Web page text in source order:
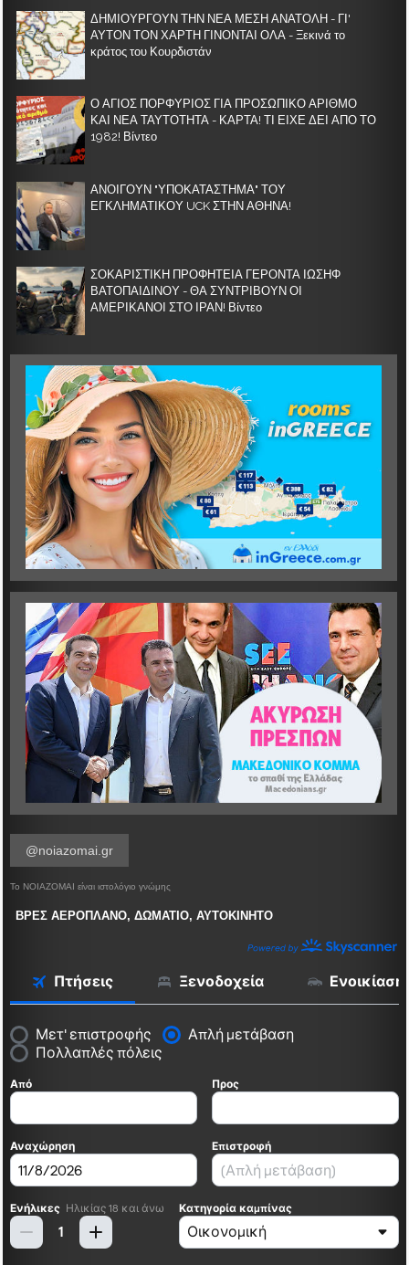
ΔΗΜΙΟΥΡΓΟΥΝ ΤΗΝ ΝΕΑ ΜΕΣΗ ΑΝΑΤΟΛΗ - ΓΙ'
ΑΥΤΟΝ ΤΟΝ ΧΑΡΤΗ ΓΙΝΟΝΤΑΙ ΟΛΑ - Ξεκινά το
κράτος του Κουρδιστάν
Ο ΑΓΙΟΣ ΠΟΡΦΥΡΙΟΣ ΓΙΑ ΠΡΟΣΩΠΙΚΟ ΑΡΙΘΜΟ
ΚΑΙ ΝΕΑ ΤΑΥΤΟΤΗΤΑ - ΚΑΡΤΑ! ΤΙ ΕΙΧΕ ΔΕΙ ΑΠΟ ΤΟ
1982! Βίντεο
ΑΝΟΙΓΟΥΝ "ΥΠΟΚΑΤΑΣΤΗΜΑ" ΤΟΥ
ΕΓΚΛΗΜΑΤΙΚΟΥ UCK ΣΤΗΝ ΑΘΗΝΑ!
ΣΟΚΑΡΙΣΤΙΚΗ ΠΡΟΦΗΤΕΙΑ ΓΕΡΟΝΤΑ ΙΩΣΗΦ
ΒΑΤΟΠΑΙΔΙΝΟΥ - ΘΑ ΣΥΝΤΡΙΒΟΥΝ ΟΙ
ΑΜΕΡΙΚΑΝΟΙ ΣΤΟ ΙΡΑΝ! Βίντεο
@noiazomai.gr
Το ΝΟΙΑΖΟΜΑΙ είναι ιστολόγιο γνώμης
ΒΡΕΣ ΑΕΡΟΠΛΑΝΟ, ΔΩΜΑΤΙΟ, ΑΥΤΟΚΙΝΗΤΟ